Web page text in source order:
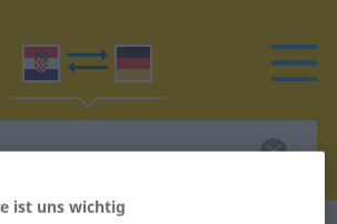
ist uns wichtig